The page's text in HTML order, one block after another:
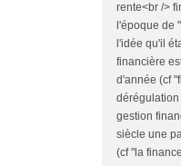
rente<br />
l'époque de
l'idée qu'il
financière
d'année (cf
dérégulation
gestion
siècle une
(cf "la